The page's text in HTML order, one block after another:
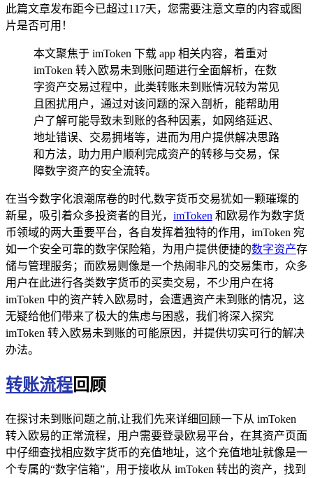
此篇文章发布距今已超过117天，您需要注意文章的内容或图
片是否可用！
本文聚焦于 imToken 下载 app 相关内容，着重对
imToken 转入欧易未到账问题进行全面解析，在数
字资产交易过程中，此类转账未到账情况较为常见
且困扰用户，通过对该问题的深入剖析，能帮助用
户了解可能导致未到账的各种因素，如网络延迟、
地址错误、交易拥堵等，进而为用户提供解决思路
和方法，助力用户顺利完成资产的转移与交易，保
障数字资产的安全流转。
在当今数字化浪潮席卷的时代,数字货币交易犹如一颗璀璨的
新星，吸引着众多投资者的目光， imToken 和欧易作为数字货
币领域的两大重要平台，各自发挥着独特的作用，imToken 宛
如一个安全可靠的数字保险箱，为用户提供便捷的数字资产存
储与管理服务；而欧易则像是一个热闹非凡的交易集市，众多
用户在此进行各类数字货币的买卖交易，不少用户在将
imToken 中的资产转入欧易时，会遭遇资产未到账的情况，这
无疑给他们带来了极大的焦虑与困惑，我们将深入探究
imToken 转入欧易未到账的可能原因，并提供切实可行的解决
办法。
转账流程回顾
在探讨未到账问题之前,让我们先来详细回顾一下从 imToken
转入欧易的正常流程，用户需要登录欧易平台，在其资产页面
中仔细查找相应数字货币的充值地址，这个充值地址就像是一
个专属的“数字信箱”，用于接收从 imToken 转出的资产，找到